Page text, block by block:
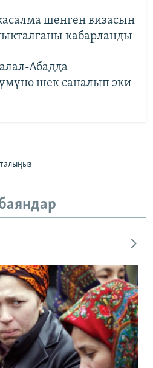
шенген визасын
кабарланды
Абадда
шек саналып эки